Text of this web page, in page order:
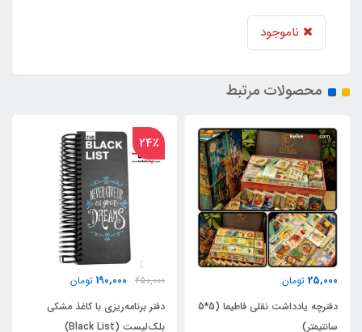
ناموجود
محصولات مرتبط
دفترچه یادداشت نقلی فاطیما (5*5
24٪
250,000
دفتر برنامه‌ریزی با کاغذ مشکی
ناموجود
دفتر شکلاتی 100 برگ گاجکو
مکعب‌های رنگی